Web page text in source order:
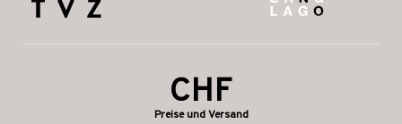
CHF
Preise und Versand